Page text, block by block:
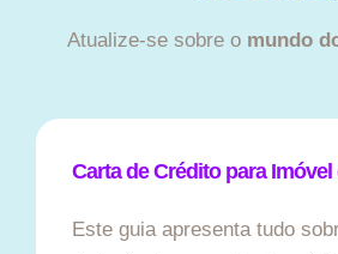
Atualize-se sobre o mundo
Carta de Crédito para Imóvel
Este guia apresenta tudo